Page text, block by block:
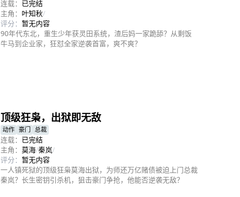
连载： 已完结
主角： 叶知秋/
评分： 暂无内容
90年代东北，重生少年获灵田系统，渣后妈一家跪舔？从剩饭
牛马到企业家，狂怼全家逆袭首富，爽不爽？
顶级狂枭，出狱即无敌
动作 豪门 总裁
连载： 已完结
主角： 莫海/秦岚/
评分： 暂无内容
一人镇死狱的顶级狂枭莫海出狱，为师还万亿赌债被迫上门总裁
秦岚？长生密钥引杀机，狙击豪门争抢，他能否逆袭无敌？